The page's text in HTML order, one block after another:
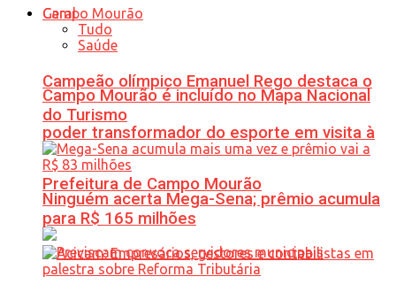
Campeão olímpico Emanuel Rego destaca o
poder transformador do esporte em visita à
Prefeitura de Campo Mourão
Geral
Tudo
Saúde
Campo Mourão é incluído no Mapa Nacional
do Turismo
Ninguém acerta Mega-Sena; prêmio acumula
para R$ 165 milhões